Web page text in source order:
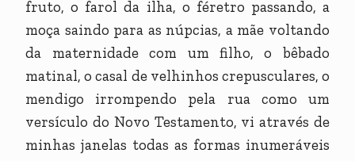
fruto, o farol da ilha, o féretro passando, a
moça saindo para as núpcias, a mãe voltando
da maternidade com um filho, o bêbado
matinal, o casal de velhinhos crepusculares, o
mendigo irrompendo pela rua como um
versículo do Novo Testamento, vi através de
minhas janelas todas as formas inumeráveis